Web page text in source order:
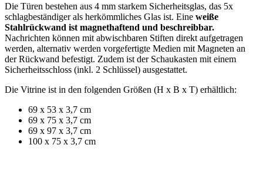
Die Türen bestehen aus 4 mm starkem Sicherheitsglas, das 5x
schlagbeständiger als herkömmliches Glas ist. Eine weiße
Stahlrückwand ist magnethaftend und beschreibbar.
Nachrichten können mit abwischbaren Stiften direkt aufgetragen
werden, alternativ werden vorgefertigte Medien mit Magneten an
der Rückwand befestigt. Zudem ist der Schaukasten mit einem
Sicherheitsschloss (inkl. 2 Schlüssel) ausgestattet.
Die Vitrine ist in den folgenden Größen (H x B x T) erhältlich:
69 x 53 x 3,7 cm
69 x 75 x 3,7 cm
69 x 97 x 3,7 cm
100 x 75 x 3,7 cm